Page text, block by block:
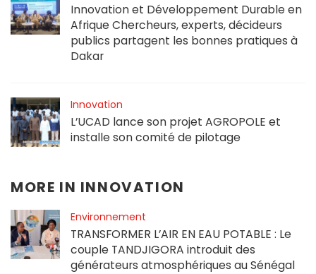
Innovation et Développement Durable en
Afrique Chercheurs, experts, décideurs
publics partagent les bonnes pratiques à
Dakar
Innovation
L’UCAD lance son projet AGROPOLE et
installe son comité de pilotage
MORE IN INNOVATION
Environnement
TRANSFORMER L’AIR EN EAU POTABLE : Le
couple TANDJIGORA introduit des
générateurs atmosphériques au Sénégal